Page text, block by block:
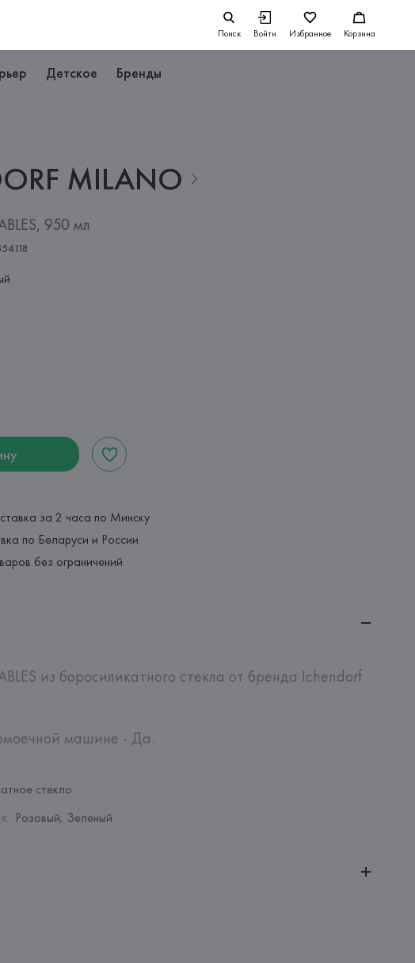
Поиск Войти Избранное Корзина
Детское Бренды
MILANO
950 мл
за 2 часа по Минску
по Беларуси и России
без ограничений
из боросиликатного стекла от бренда Ichendorf
машине - Да.
стекло
: Розовый; Зеленый